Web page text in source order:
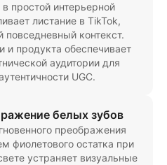
простой интерьерной
листание в TikTok,
контекст.
и продукта обеспечивает
аудитории для
UGC.
белых зубов
преображения
фиолетового остатка при
устраняет визуальные